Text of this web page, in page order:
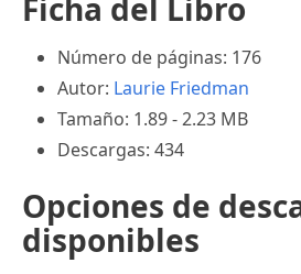
Ficha del Libro
Número de páginas: 176
Autor: Laurie Friedman
Tamaño: 1.89 - 2.23 MB
Descargas: 434
Opciones de
disponibles